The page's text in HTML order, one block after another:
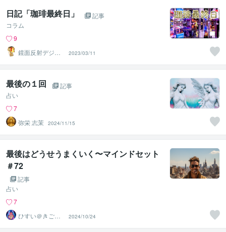
日記「珈琲最終日」
記事
コラム
9
鏡面反射デジタ
ルアート製作所
（鈴木穣）
2023/03/11
最後の１回
記事
占い
7
弥栄 志茉 2024/11/15
最後はどうせうまくいく〜マインドセット
＃72
記事
占い
7
ひすい＠きごこ
ろアドバイザー
2024/10/24